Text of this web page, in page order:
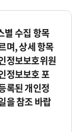
별 수집 항목
며, 상세 항목
정보보호위원
정보보호 포
록된 개인정
을 참조 바랍